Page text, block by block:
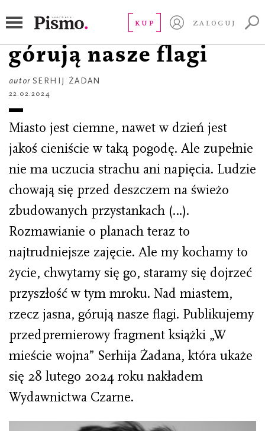
KUP ZALOGUJ
A nad miastem
górują nasze flagi
autor SERHIJ ŻADAN
22.02.2024
Miasto jest ciemne, nawet w dzień jest
jakoś cieniście w taką pogodę. Ale zupełnie
nie ma uczucia strachu ani napięcia. Ludzie
chowają się przed deszczem na świeżo
zbudowanych przystankach (…).
Rozmawianie o planach teraz to
najtrudniejsze zajęcie. Ale my kochamy to
życie, chwytamy się go, staramy się dojrzeć
przyszłość w tym mroku. Nad miastem,
rzecz jasna, górują nasze flagi. Publikujemy
przedpremierowy fragment książki „W
mieście wojna” Serhija Żadana, która ukaże
się 28 lutego 2024 roku nakładem
Wydawnictwa Czarne.